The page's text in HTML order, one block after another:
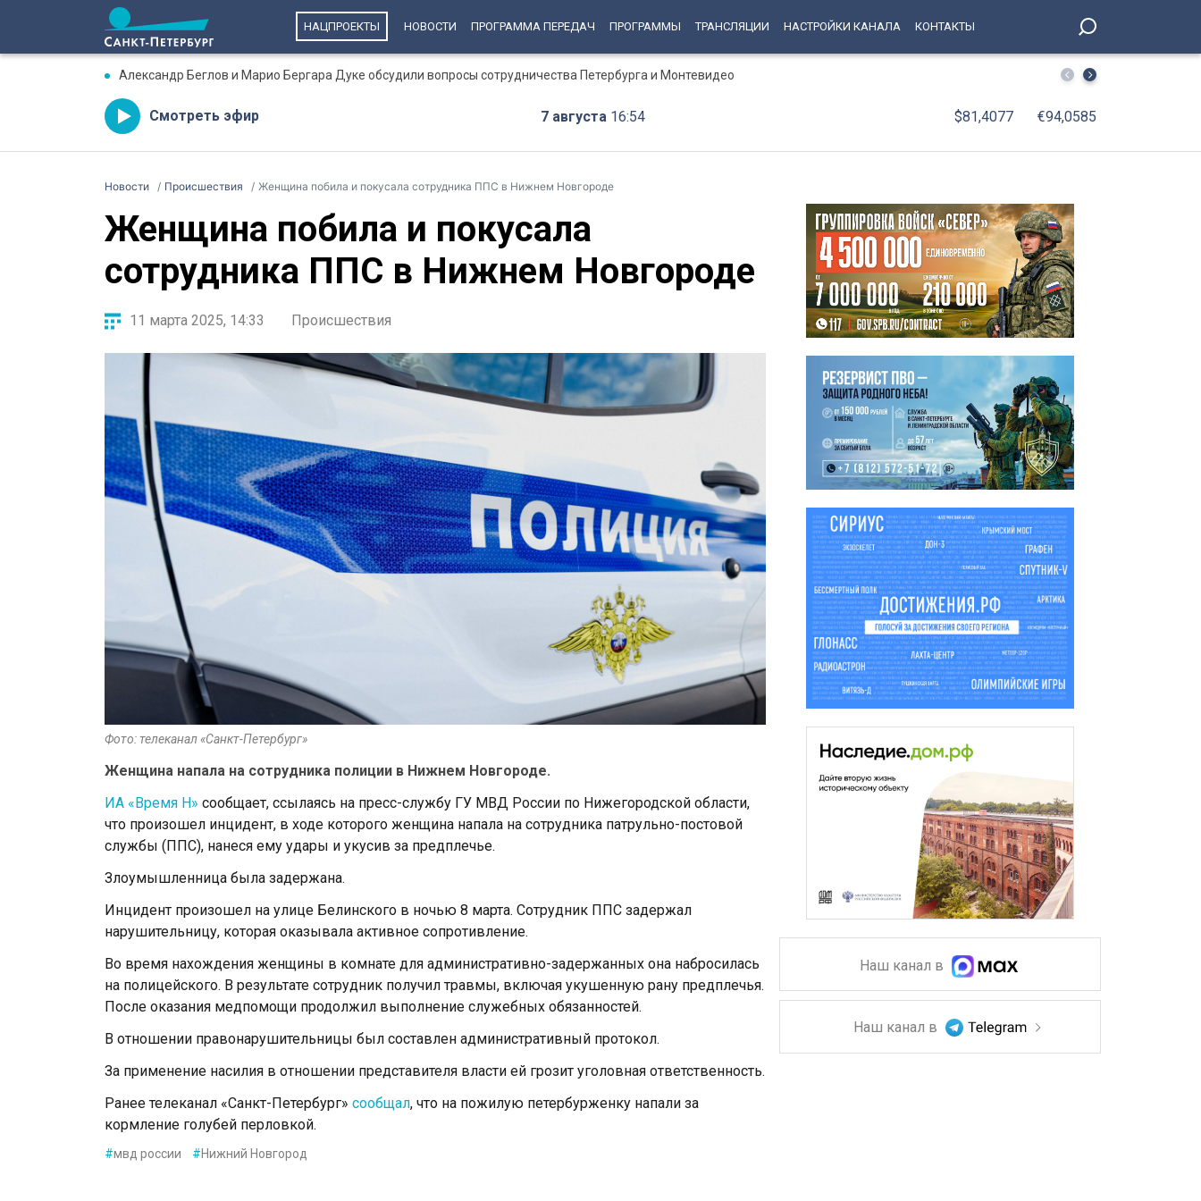
НАЦПРОЕКТЫ НОВОСТИ ПРОГРАММА ПЕРЕДАЧ ПРОГРАММЫ ТРАНСЛЯЦИИ НАСТРОЙКИ КАНАЛА КОНТАКТЫ
Александр Беглов и Марио Бергара Дуке обсудили вопросы сотрудничества Петербурга и Монтевидео Сломанный мотор и ночь на воде: спасатели
Смотреть эфир 7 августа 16:54 $81,4077 €94,0585
Новости Происшествия Женщина побила и покусала сотрудника ППС в Нижнем Новгороде
Женщина побила и покусала
сотрудника ППС в Нижнем Новгороде
11 марта 2025, 14:33 Происшествия
Фото: телеканал «Санкт-Петербург»
Женщина напала на сотрудника полиции в Нижнем Новгороде.
ИА «Время Н» сообщает, ссылаясь на пресс-службу ГУ МВД России по Нижегородской области,
что произошел инцидент, в ходе которого женщина напала на сотрудника патрульно-постовой
службы (ППС), нанеся ему удары и укусив за предплечье.
Злоумышленница была задержана.
Инцидент произошел на улице Белинского в ночью 8 марта. Сотрудник ППС задержал
нарушительницу, которая оказывала активное сопротивление.
Во время нахождения женщины в комнате для административно-задержанных она набросилась
на полицейского. В результате сотрудник получил травмы, включая укушенную рану предплечья.
После оказания медпомощи продолжил выполнение служебных обязанностей.
В отношении правонарушительницы был составлен административный протокол.
За применение насилия в отношении представителя власти ей грозит уголовная ответственность.
Ранее телеканал «Санкт-Петербург» сообщал, что на пожилую петербурженку напали за
кормление голубей перловкой.
#мвд россии #Нижний Новгород
Наш канал в
Наш канал в